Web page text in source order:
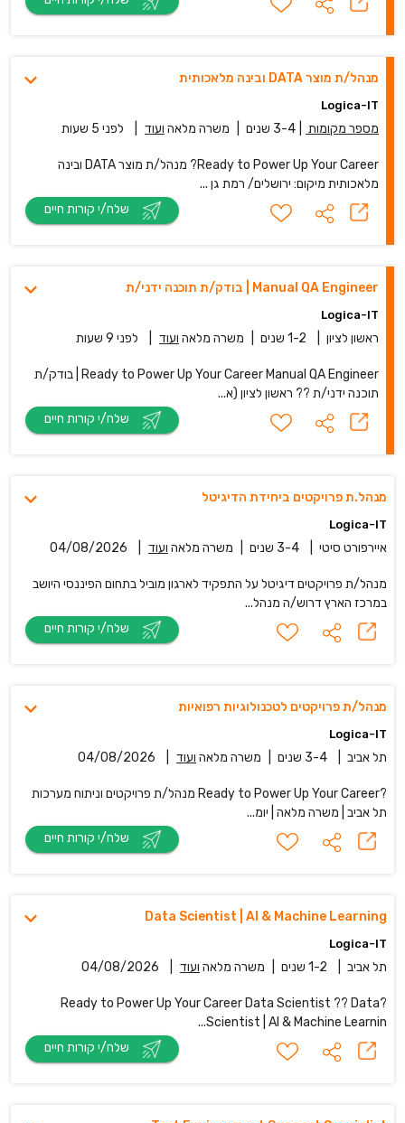
מנהל/ת מוצר DATA ובינה מלאכותית
Logica-IT
מספר מקומות 3-4 שנים משרה מלאה ועוד לפני 5 שעות
Ready to Power Up Your Career? מנהל/ת מוצר DATA ובינה
מלאכותית מיקום: ירושלים/ רמת גן ...
Manual QA Engineer | בודק/ת תוכנה ידני/ת
Logica-IT
ראשון לציון 1-2 שנים משרה מלאה ועוד לפני 9 שעות
Ready to Power Up Your Career Manual QA Engineer | בודק/ת
תוכנה ידני/ת ?? ראשון לציון (א...
מנהל.ת פרויקטים ביחידת הדיגיטל
Logica-IT
איירפורט סיטי 3-4 שנים משרה מלאה ועוד 04/08/2026
מנהל/ת פרויקטים דיגיטל על התפקיד לארגון מוביל בתחום הפיננסי היושב
במרכז הארץ דרוש/ה מנהל...
מנהל/ת פרויקטים לטכנולוגיות רפואיות
Logica-IT
תל אביב 3-4 שנים משרה מלאה ועוד 04/08/2026
?Ready to Power Up Your Career מנהל/ת פרויקטים וניתוח מערכות
תל אביב | משרה מלאה | יומ...
Data Scientist | AI & Machine Learning
Logica-IT
תל אביב 1-2 שנים משרה מלאה ועוד 04/08/2026
?Ready to Power Up Your Career Data Scientist ?? Data
Scientist | AI & Machine Learnin...